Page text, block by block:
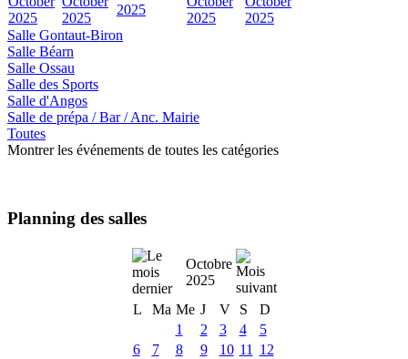
2025
2025
2025
2025
2025
Salle Gontaut-Biron
Salle Béarn
Salle Ossau
Salle des Sports
Salle d'Angos
Salle de prépa / Bar / Anc. Mairie
Toutes
Montrer les événements de toutes les catégories
Planning des salles
Octobre
2025
L
Ma Me J V S
D
1
2 3 4
5
6
7 8 9 10 11
12